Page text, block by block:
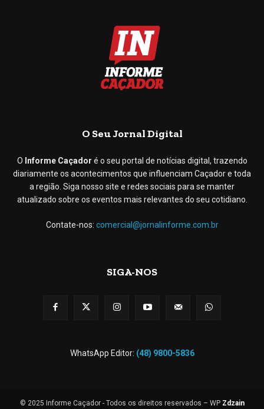
O Seu Jornal Digital
O Informe Caçador é o seu portal de notícias digital, trazendo
diariamente os acontecimentos que influenciam Caçador e toda
a região. Siga nosso site e redes sociais para se manter
atualizado sobre os eventos mais relevantes do seu cotidiano.
Contate-nos: comercial@jornalinforme.com.br
SIGA-NOS
WhatsApp Editor: (48) 9800-5836
© 2025 Informe Caçador - Todos os direitos reservados – WP Zdzain